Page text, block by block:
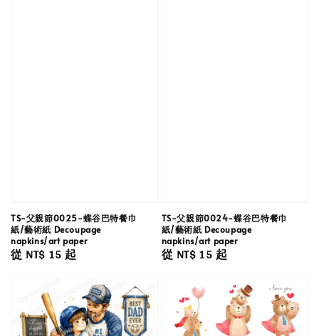
TS-父親節0025-蝶谷巴特餐巾
紙/藝術紙 Decoupage
napkins/art paper
Regular
從 NT$ 15起
TS-父親節0024-蝶谷巴特餐巾
紙/藝術紙 Decoupage
napkins/art paper
Regular
從 NT$ 15起